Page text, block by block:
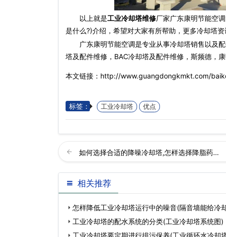
以上就是工业冷却塔维修厂家广东康明节能空
是什么?)介绍，希望对大家有所帮助，更多冷却塔资
广东康明节能空调是专业从事冷却塔销售以及
塔及配件维修，BAC冷却塔及配件维修，斯频德，
本文链接：http://www.guangdongkmkt.com/
标签： 工业冷却塔 优点
如何选择合适的降噪冷却塔,怎样选择降脂药…
相关推荐
怎样降低工业冷却塔运行中的噪音(隔音墙能给冷
工业冷却塔的配水系统的分类(工业冷却塔系统图)